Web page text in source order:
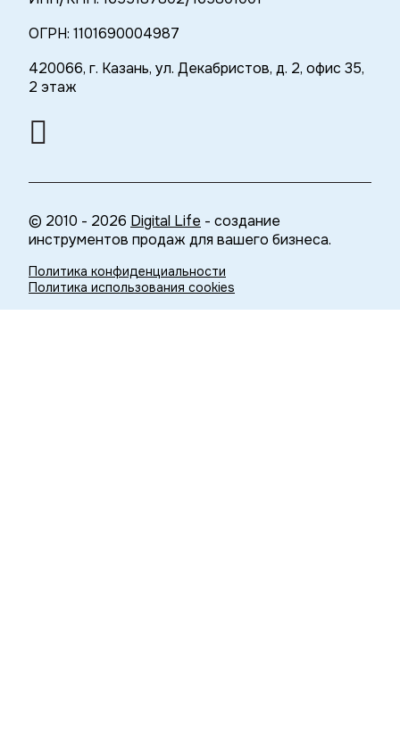
ОГРН: 1101690004987
420066, г. Казань, ул. Декабристов, д. 2, офис 35,
2 этаж
© 2010 - 2026 Digital Life - создание
инструментов продаж для вашего бизнеса.
Политика конфиденциальности
Политика использования cookies